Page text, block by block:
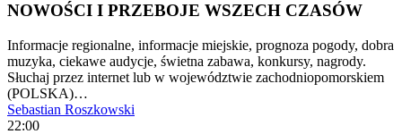
NOWOŚCI I PRZEBOJE WSZECH CZASÓW
Informacje regionalne, informacje miejskie, prognoza pogody, dobra
muzyka, ciekawe audycje, świetna zabawa, konkursy, nagrody.
Słuchaj przez internet lub w województwie zachodniopomorskiem
(POLSKA)…
Sebastian Roszkowski
22:00